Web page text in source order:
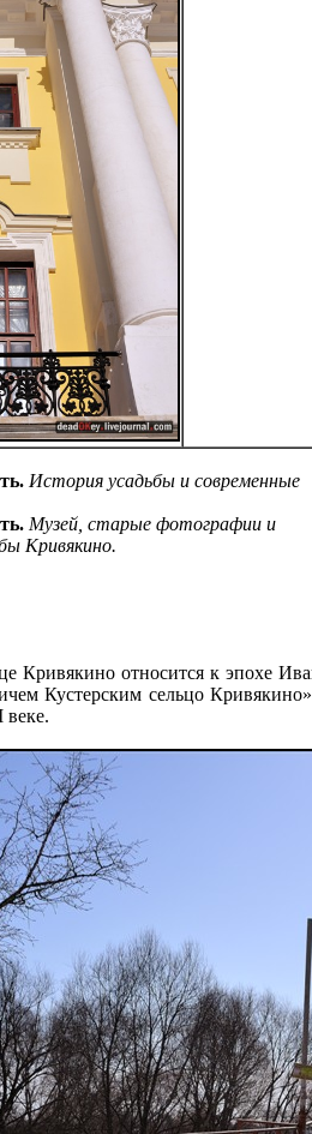
История усадьбы и современные
Музей, старые фотографии и
Кривякино.
Кривякино относится к эпохе
Кустерским сельцо